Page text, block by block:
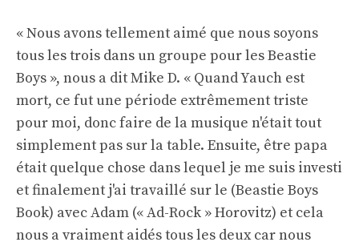
« Nous avons tellement aimé que nous soyons
tous les trois dans un groupe pour les Beastie
Boys », nous a dit Mike D. « Quand Yauch est
mort, ce fut une période extrêmement triste
pour moi, donc faire de la musique n'était tout
simplement pas sur la table. Ensuite, être papa
était quelque chose dans lequel je me suis investi
et finalement j'ai travaillé sur le (Beastie Boys
Book) avec Adam (« Ad-Rock » Horovitz) et cela
nous a vraiment aidés tous les deux car nous